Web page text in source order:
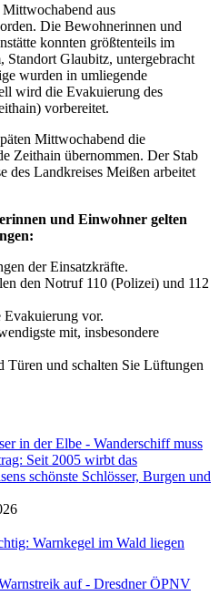
aus
Die Bewohnerinnen und
konnten größtenteils im
Standort Glaubitz, untergebracht
wurden in umliegende
wird die Evakuierung des
vorbereitet.
Mittwochabend die
Zeithain übernommen. Der Stab
des Landkreises Meißen arbeitet
und Einwohner gelten
der Einsatzkräfte.
den Notruf 110 (Polizei) und 112
Evakuierung vor.
mit, insbesondere
Türen und schalten Sie Lüftungen
in der Elbe - Wanderschiff muss
Seit 2005 wirbt das
schönste Schlösser, Burgen und
Warnkegel im Wald liegen
auf - Dresdner ÖPNV